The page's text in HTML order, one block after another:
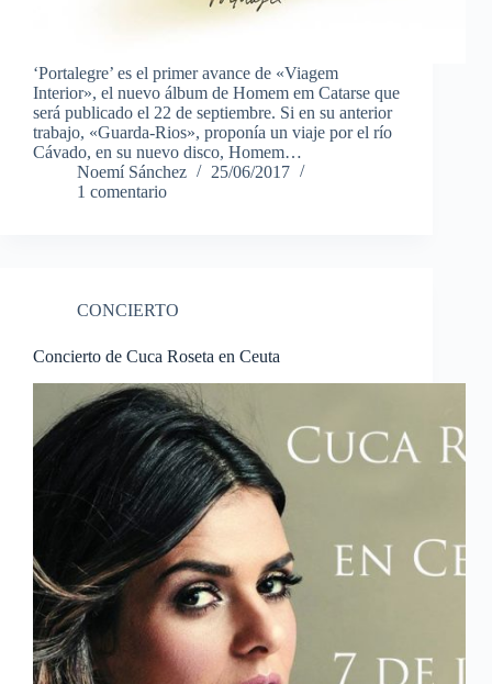
‘Portalegre’ es el primer avance de «Viagem
Interior», el nuevo álbum de Homem em Catarse que
será publicado el 22 de septiembre. Si en su anterior
trabajo, «Guarda-Rios», proponía un viaje por el río
Cávado, en su nuevo disco, Homem…
Noemí Sánchez
25/06/2017
1 comentario
CONCIERTO
Concierto de Cuca Roseta en Ceuta